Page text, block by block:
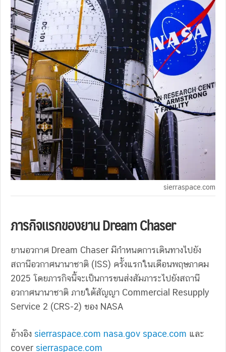
sierraspace.com
ภารกิจแรกของยาน Dream Chaser
ยานอวกาศ Dream Chaser มีกำหนดการเดินทางไปยัง
สถานีอวกาศนานาชาติ (ISS) ครั้งแรกในเดือนพฤษภาคม
2025 โดยภารกิจนี้จะเป็นการขนส่งสัมภาระไปยังสถานี
อวกาศนานาชาติ ภายใต้สัญญา Commercial Resupply
Service 2 (CRS-2) ของ NASA
อ้างอิง sierraspace.com nasa.gov space.com และ
cover sierraspace.com